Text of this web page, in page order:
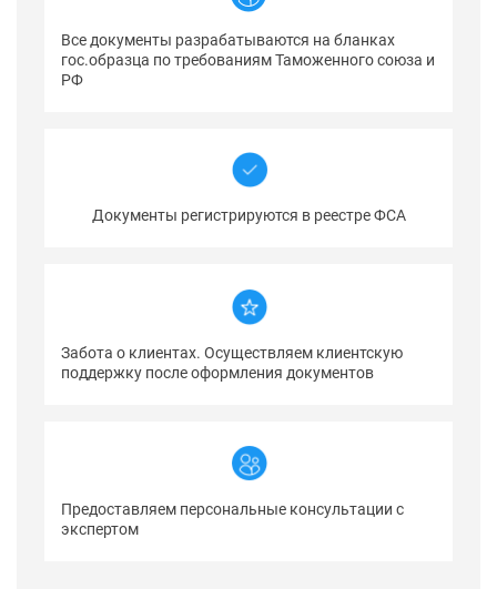
Все документы разрабатываются на бланках
гос.образца по требованиям Таможенного союза и
РФ
Документы регистрируются в реестре ФСА
Забота о клиентах. Осуществляем клиентскую
поддержку после оформления документов
Предоставляем персональные консультации с
экспертом